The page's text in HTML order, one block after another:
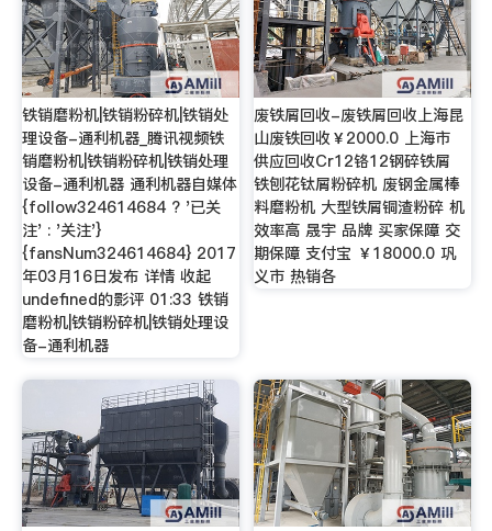
铁销磨粉机|铁销粉碎机|铁销处
理设备-通利机器_腾讯视频铁
销磨粉机|铁销粉碎机|铁销处理
设备-通利机器 通利机器自媒体
{follow324614684 ? '已关
注' : '关注'}
{fansNum324614684} 2017
年03月16日发布 详情 收起
undefined的影评 01:33 铁销
磨粉机|铁销粉碎机|铁销处理设
备-通利机器
废铁屑回收-废铁屑回收上海昆
山废铁回收￥2000.0 上海市
供应回收Cr12铬12钢碎铁屑
铁刨花钛屑粉碎机 废钢金属棒
料磨粉机 大型铁屑铜渣粉碎 机
效率高 晟宇 品牌 买家保障 交
期保障 支付宝 ￥18000.0 巩
义市 热销各